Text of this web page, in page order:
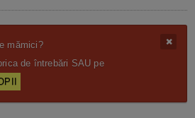
mămici?
de întrebări SAU pe